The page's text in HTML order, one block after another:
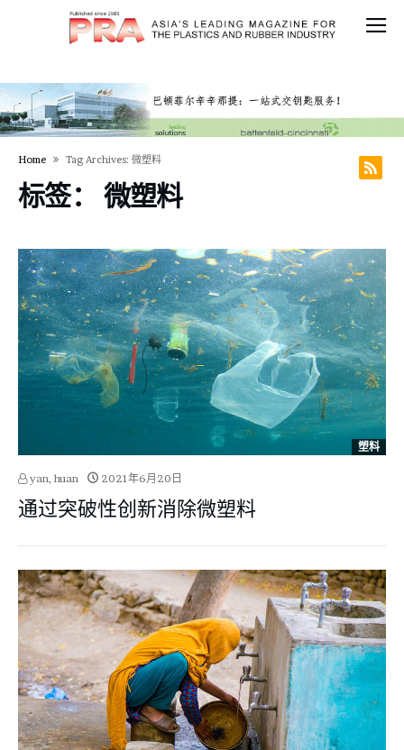
Home Tag Archives: 微塑料
标签： 微塑料
塑料
yan, huan 2021年6月20日
通过突破性创新消除微塑料